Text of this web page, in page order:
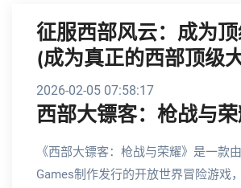
征服西部风云：成为
(成为真正的西部顶级
2026-02-05 07:58:17
西部大镖客：枪战与
《西部大镖客：枪战与荣耀》是一款
Games制作发行的开放世界冒险游戏